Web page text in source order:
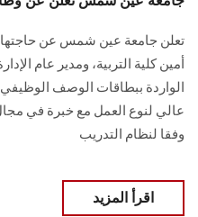
تعلن جامعة عين شمس عن
أمين كلية التربية، ومدير عام
الواردة ببطاقات الوصف
عالي لنوع العمل مع خبرة في مجال
وفقا لنظام التدريب
اقرأ المزيد